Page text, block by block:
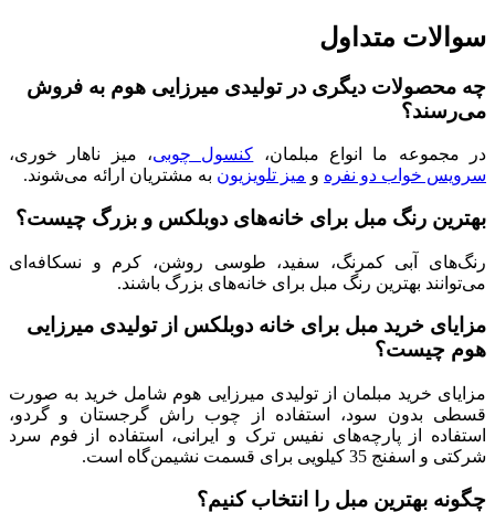
سوالات متداول
چه محصولات دیگری در تولیدی میرزایی هوم به فروش
می‌رسند؟
در مجموعه ما انواع مبلمان، کنسول چوبی، میز ناهار خوری،
سرویس خواب دو نفره و میز تلویزیون به مشتریان ارائه می‌شوند.
بهترین رنگ مبل برای خانه‌های دوبلکس و بزرگ چیست؟
رنگ‌های آبی کمرنگ، سفید، طوسی روشن، کرم و نسکافه‌ای
می‌توانند بهترین رنگ مبل برای خانه‌های بزرگ باشند.
مزایای خرید مبل برای خانه دوبلکس از تولیدی میرزایی
هوم چیست؟
مزایای خرید مبلمان از تولیدی میرزایی هوم شامل خرید به صورت
قسطی بدون سود، استفاده از چوب راش گرجستان و گردو،
استفاده از پارچه‌های نفیس ترک و ایرانی، استفاده از فوم سرد
شرکتی و اسفنج 35 کیلویی برای قسمت نشیمن‌گاه است.
چگونه بهترین مبل را انتخاب کنیم؟